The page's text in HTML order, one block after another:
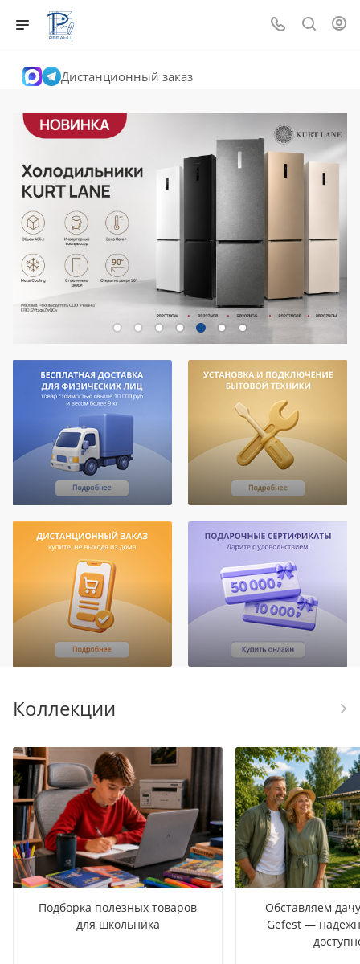
Дистанционный заказ
Коллекции
Подборка полезных товаров
для школьника
Обставляем
Gefest —